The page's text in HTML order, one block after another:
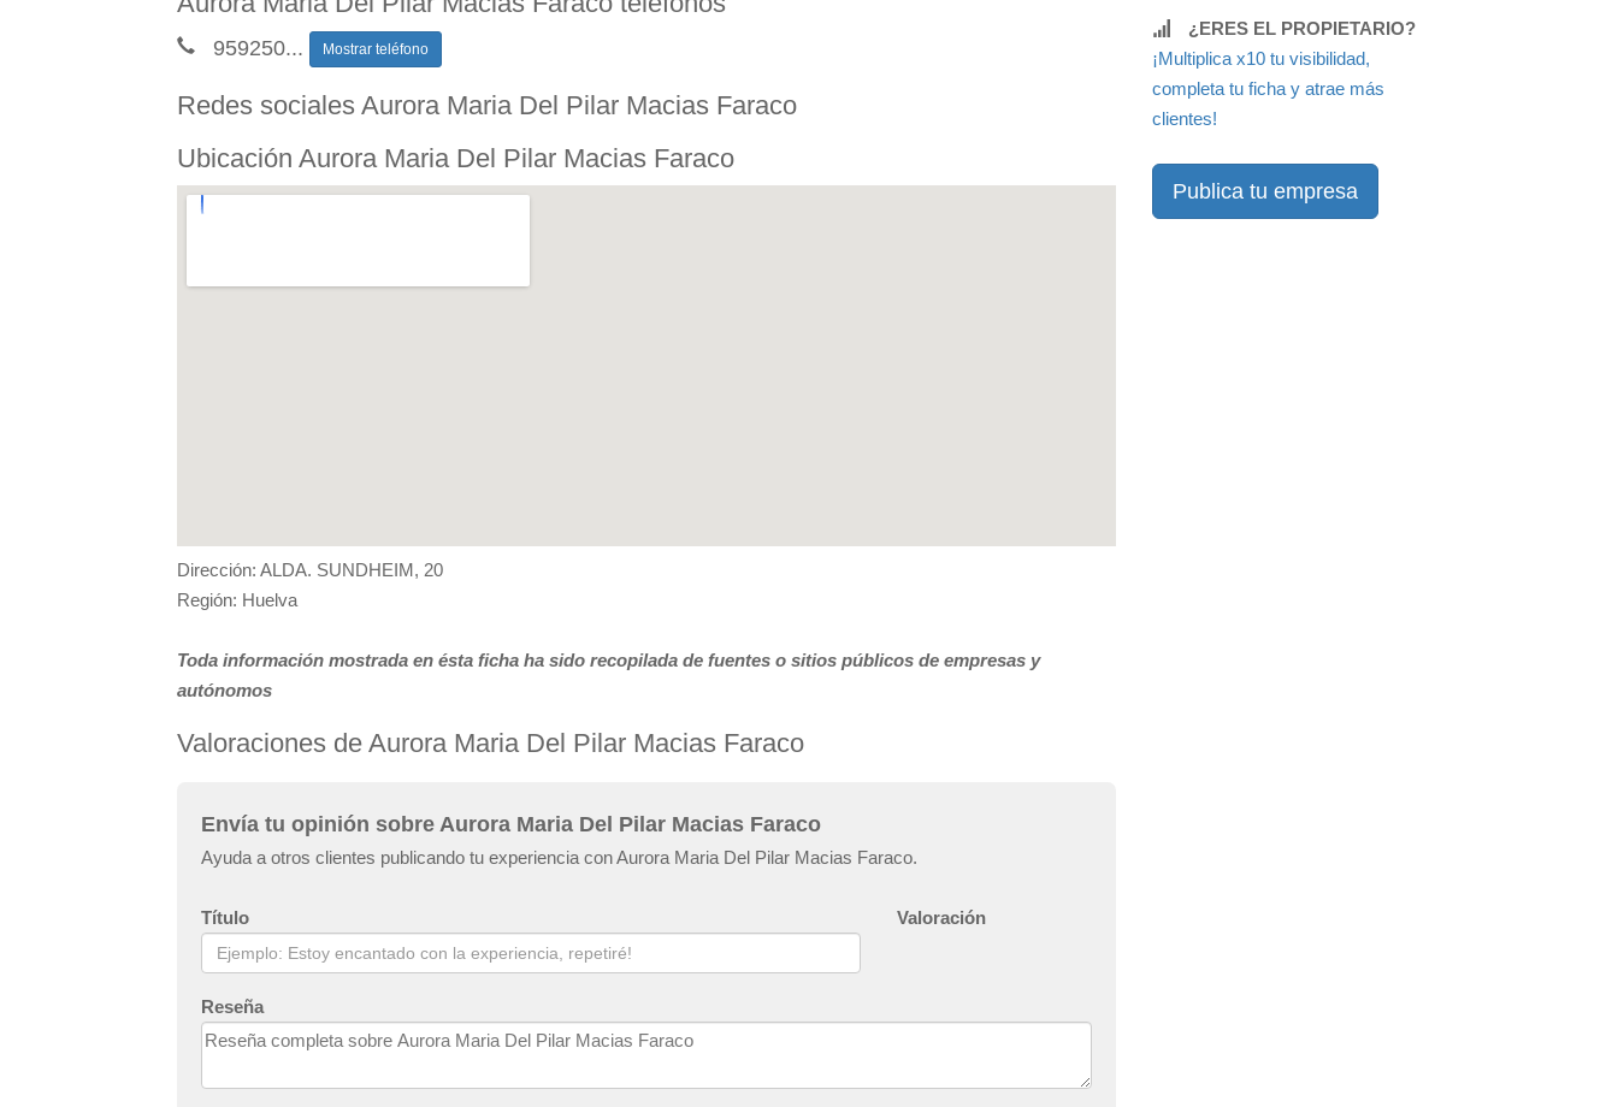
959250... Mostrar teléfono
Redes sociales Aurora Maria Del Pilar Macias Faraco
Ubicación Aurora Maria Del Pilar Macias Faraco
Dirección: ALDA. SUNDHEIM, 20
Región: Huelva
Toda información mostrada en ésta ficha ha sido recopilada de fuentes o sitios públicos de empresas y
autónomos
Valoraciones de Aurora Maria Del Pilar Macias Faraco
Envía tu opinión sobre Aurora Maria Del Pilar Macias Faraco
Ayuda a otros clientes publicando tu experiencia con Aurora Maria Del Pilar Macias Faraco.
Título Valoración
Reseña
¿ERES EL PROPIETARIO?
¡Multiplica x10 tu visibilidad,
completa tu ficha y atrae más
clientes!
Publica tu empresa